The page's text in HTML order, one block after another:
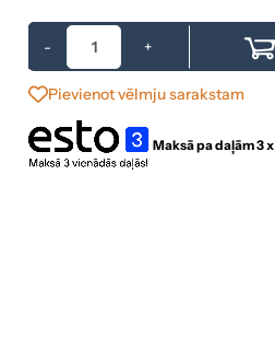
- +
Pievienot vēlmju sarakstam
Maksā pa daļām 3 x